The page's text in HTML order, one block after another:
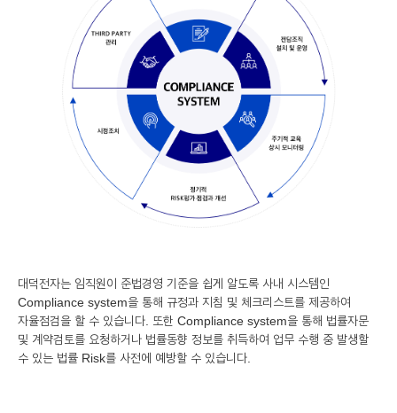
대덕전자는 임직원이 준법경영 기준을 쉽게 알도록 사내 시스템인
Compliance system을 통해 규정과 지침 및 체크리스트를 제공하여
자율점검을 할 수 있습니다. 또한 Compliance system을 통해 법률자문
및 계약검토를 요청하거나 법률동향 정보를 취득하여 업무 수행 중 발생할
수 있는 법률 Risk를 사전에 예방할 수 있습니다.